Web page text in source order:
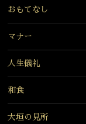
おもてなし
マナー
人生儀礼
和食
大垣の見所